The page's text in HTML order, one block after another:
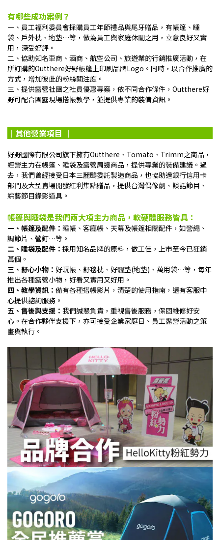
有哪些成功案例？
一、員工福利委員會採購員工年節禮品與尾牙贈品，有帳篷、睡
袋、戶外枕、地墊…等，做為員工與家庭休閒之用，立意良好又實
用，深受好評。
二、協助知名車商、酒商、航空公司、旅遊業的行銷推廣活動，在
所訂購的Outthere好野帳篷上印刷品牌Logo。同時，以合作推廣的
方式，增加彼此的粉絲關注度。
三、提供露營社團之社員優惠專案，依不同合作條件，Outthere好
野可配合團露現場搭帳教學，並提供專業的裝備資訊。
｜其他營業項目 ｜
好野國際有限公司旗下擁有Outthere、Tomato、Trimm之商品，
經營主力在帳篷、睡袋及露營周邊商品，提供專業的裝備建議。過
去，我們曾經接受日本三麗鷗委託製造商品，也協助過銀行信用卡
部門及大型賣場開發紅利集點贈品，提供台灣偶像劇、談話節目、
綜藝節目錄影道具。
帳篷與睡袋是我們兩大項主力商品，軟硬體服務皆具：
一、帳篷及配件： 睡帳、客廳帳、天幕及帳篷相關配件，如營繩、
調節片、營釘…等。
二、睡袋及配件： 採用知名品牌的原料，做工佳，上市至今已狂銷
萬個。
三、舒心小物： 好玩帳、舒毯枕、好靓墊(地墊)、萬用袋…等，每年
推出各種露營小物，好看又實用又好用。
四、教學資訊： 備有各種搭帳影片，清楚的使用指南，還有客服中
心提供諮詢服務。
五、售後與支援： 我們誠懇負責，重視售後服務，保固維修好安
心。在合作夥伴支援下，亦可接受企業家庭日、員工露營活動之策
畫與執行。